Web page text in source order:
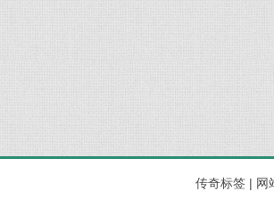
传奇标签 | 网